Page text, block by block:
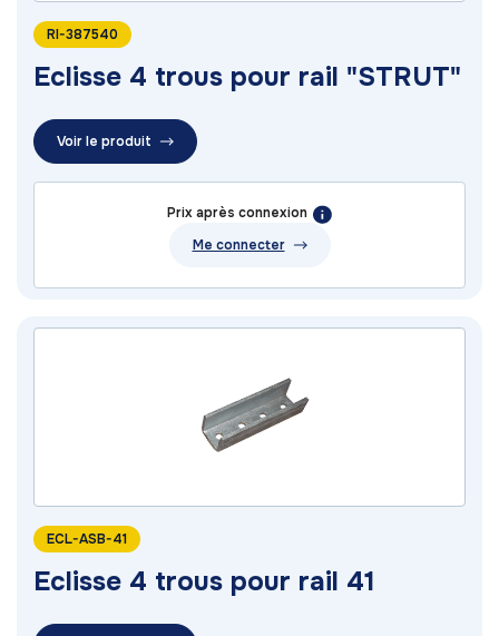
RI-387540
Eclisse 4 trous pour rail "STRUT"
Voir le produit
Prix après connexion
Me connecter
ECL-ASB-41
Eclisse 4 trous pour rail 41